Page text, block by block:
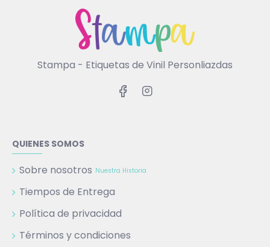
Stampa - Etiquetas de Vinil Personliazdas
QUIENES SOMOS
Sobre nosotros Nuestra Historia
Tiempos de Entrega
Política de privacidad
Términos y condiciones